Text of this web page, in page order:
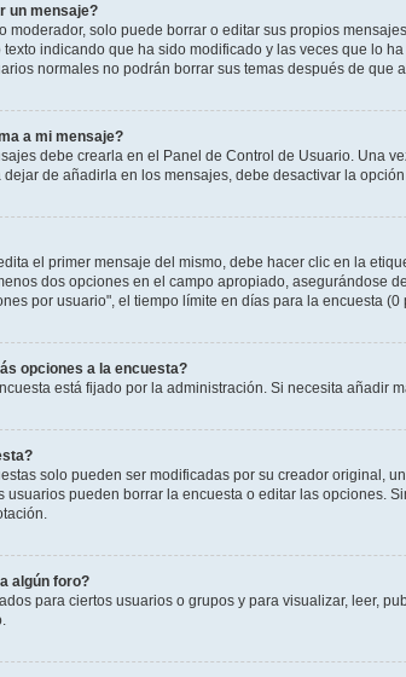
un mensaje?
moderador, solo puede borrar o editar sus propios
indicando que ha sido modificado y las veces que lo
normales no podrán borrar sus temas después de que
a mi mensaje?
debe crearla en el Panel de Control de Usuario. Una
de añadirla en los mensajes, debe desactivar la opción
el primer mensaje del mismo, debe hacer clic en la
dos opciones en el campo apropiado,
por usuario", el tiempo límite en días para la encuesta
opciones a la encuesta?
está fijado por la administración. Si necesita añadir
solo pueden ser modificadas por su creador original,
usuarios pueden borrar la encuesta o editar las opciones.
algún foro?
para ciertos usuarios o grupos y para visualizar, leer,